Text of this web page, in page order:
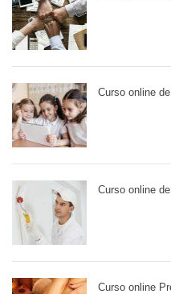
Curso online
Curso online
Curso online